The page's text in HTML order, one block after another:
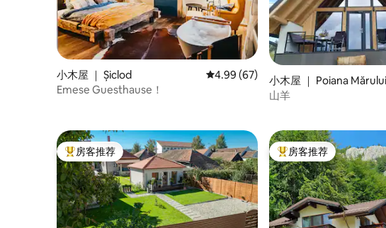
小木屋 ｜ Șiclod 平均评分 4.99 分（满分 5 分），共 67
4.99 (67)
Emese Guesthause！
小木屋 ｜ Poiana Mărului
山羊
热门「房客推荐」
房客推荐 热门「房客推荐」
房客推荐